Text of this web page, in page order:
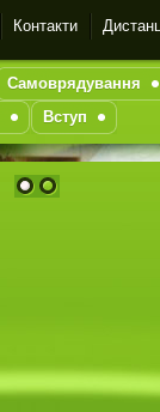
Контакти
Самоврядування
Вступ